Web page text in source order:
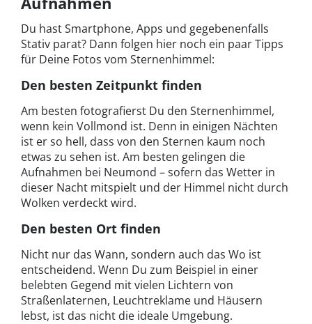
Du hast Smartphone, Apps und gegebenenfalls
Stativ parat? Dann folgen hier noch ein paar Tipps
für Deine Fotos vom Sternenhimmel:
Den besten Zeitpunkt finden
Am besten fotografierst Du den Sternenhimmel,
wenn kein Vollmond ist. Denn in einigen Nächten
ist er so hell, dass von den Sternen kaum noch
etwas zu sehen ist. Am besten gelingen die
Aufnahmen bei Neumond – sofern das Wetter in
dieser Nacht mitspielt und der Himmel nicht durch
Wolken verdeckt wird.
Den besten Ort finden
Nicht nur das Wann, sondern auch das Wo ist
entscheidend. Wenn Du zum Beispiel in einer
belebten Gegend mit vielen Lichtern von
Straßenlaternen, Leuchtreklame und Häusern
lebst, ist das nicht die ideale Umgebung.